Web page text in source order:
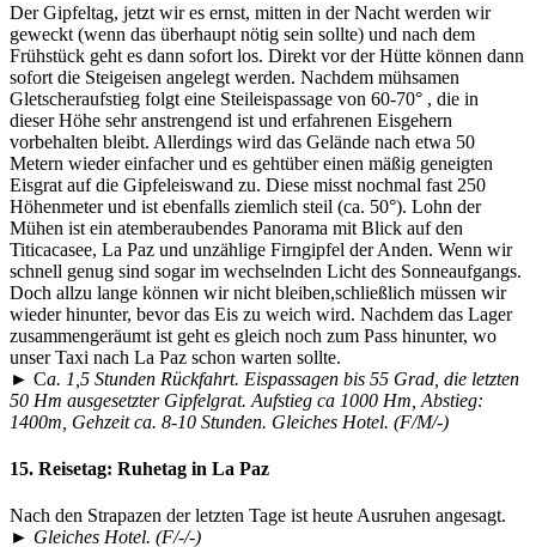
Der Gipfeltag, jetzt wir es ernst, mitten in der Nacht werden wir
geweckt (wenn das überhaupt nötig sein sollte) und nach dem
Frühstück geht es dann sofort los. Direkt vor der Hütte können dann
sofort die Steigeisen angelegt werden. Nachdem mühsamen
Gletscheraufstieg folgt eine Steileispassage von 60-70° , die in
dieser Höhe sehr anstrengend ist und erfahrenen Eisgehern
vorbehalten bleibt. Allerdings wird das Gelände nach etwa 50
Metern wieder einfacher und es gehtüber einen mäßig geneigten
Eisgrat auf die Gipfeleiswand zu. Diese misst nochmal fast 250
Höhenmeter und ist ebenfalls ziemlich steil (ca. 50°). Lohn der
Mühen ist ein atemberaubendes Panorama mit Blick auf den
Titicacasee, La Paz und unzählige Firngipfel der Anden. Wenn wir
schnell genug sind sogar im wechselnden Licht des Sonneaufgangs.
Doch allzu lange können wir nicht bleiben,schließlich müssen wir
wieder hinunter, bevor das Eis zu weich wird. Nachdem das Lager
zusammengeräumt ist geht es gleich noch zum Pass hinunter, wo
unser Taxi nach La Paz schon warten sollte.
► Ca. 1,5 Stunden Rückfahrt. Eispassagen bis 55 Grad, die letzten
50 Hm ausgesetzter Gipfelgrat. Aufstieg ca 1000 Hm, Abstieg:
1400m, Gehzeit ca. 8-10 Stunden. Gleiches Hotel. (F/M/-)
15. Reisetag: Ruhetag in La Paz
Nach den Strapazen der letzten Tage ist heute Ausruhen angesagt.
► Gleiches Hotel. (F/-/-)